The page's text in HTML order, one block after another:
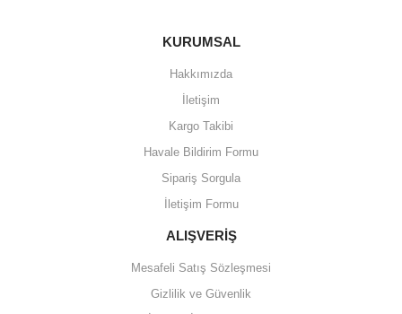
KURUMSAL
Hakkımızda
İletişim
Kargo Takibi
Havale Bildirim Formu
Sipariş Sorgula
İletişim Formu
ALIŞVERİŞ
Mesafeli Satış Sözleşmesi
Gizlilik ve Güvenlik